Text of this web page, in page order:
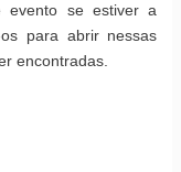
evento se estiver a
para abrir nessas
encontradas.